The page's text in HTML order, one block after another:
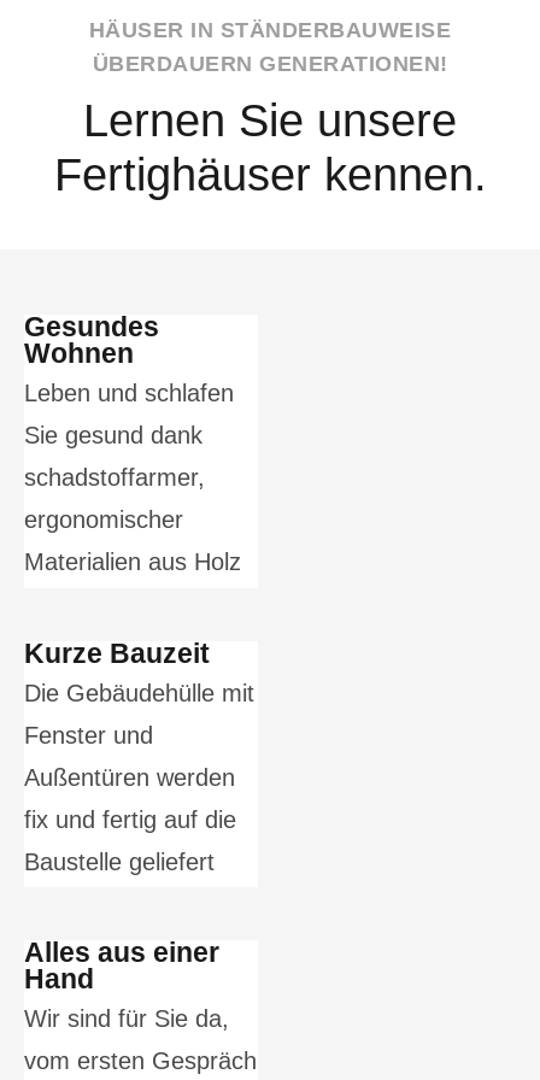
HÄUSER IN STÄNDERBAUWEISE
ÜBERDAUERN GENERATIONEN!
Lernen Sie unsere
Fertighäuser kennen.
Gesundes
Wohnen
Leben und schlafen
Sie gesund dank
schadstoffarmer,
ergonomischer
Materialien aus Holz
Kurze Bauzeit
Die Gebäudehülle mit
Fenster und
Außentüren werden
fix und fertig auf die
Baustelle geliefert
Alles aus einer
Hand
Wir sind für Sie da,
vom ersten Gespräch